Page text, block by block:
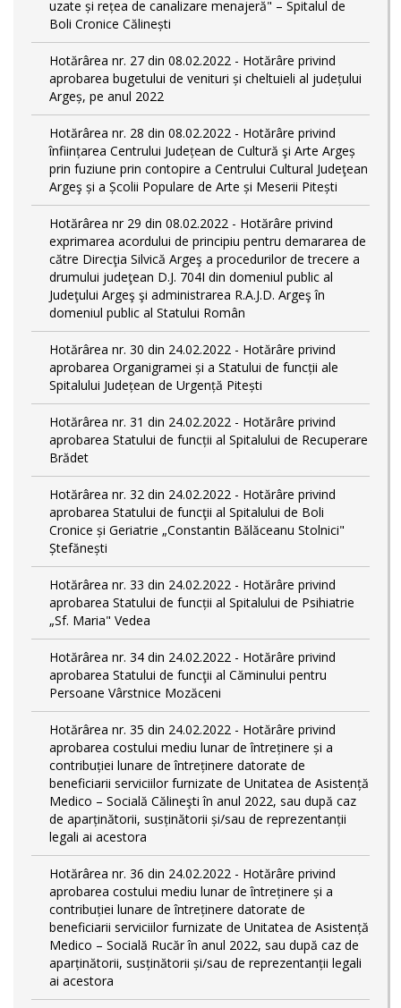
uzate și rețea de canalizare menajeră" – Spitalul de
Boli Cronice Călinești
Hotărârea nr. 27 din 08.02.2022 - Hotărâre privind
aprobarea bugetului de venituri și cheltuieli al județului
Argeș, pe anul 2022
Hotărârea nr. 28 din 08.02.2022 - Hotărâre privind
înființarea Centrului Județean de Cultură şi Arte Argeș
prin fuziune prin contopire a Centrului Cultural Judeţean
Argeş și a Școlii Populare de Arte și Meserii Pitești
Hotărârea nr 29 din 08.02.2022 - Hotărâre privind
exprimarea acordului de principiu pentru demararea de
către Direcţia Silvică Argeş a procedurilor de trecere a
drumului judeţean D.J. 704I din domeniul public al
Judeţului Argeş şi administrarea R.A.J.D. Argeş în
domeniul public al Statului Român
Hotărârea nr. 30 din 24.02.2022 - Hotărâre privind
aprobarea Organigramei și a Statului de funcții ale
Spitalului Județean de Urgență Pitești
Hotărârea nr. 31 din 24.02.2022 - Hotărâre privind
aprobarea Statului de funcții al Spitalului de Recuperare
Brădet
Hotărârea nr. 32 din 24.02.2022 - Hotărâre privind
aprobarea Statului de funcţii al Spitalului de Boli
Cronice și Geriatrie „Constantin Bălăceanu Stolnici"
Ștefănești
Hotărârea nr. 33 din 24.02.2022 - Hotărâre privind
aprobarea Statului de funcții al Spitalului de Psihiatrie
„Sf. Maria" Vedea
Hotărârea nr. 34 din 24.02.2022 - Hotărâre privind
aprobarea Statului de funcţii al Căminului pentru
Persoane Vârstnice Mozăceni
Hotărârea nr. 35 din 24.02.2022 - Hotărâre privind
aprobarea costului mediu lunar de întreținere și a
contribuției lunare de întreținere datorate de
beneficiarii serviciilor furnizate de Unitatea de Asistență
Medico – Socială Călineşti în anul 2022, sau după caz
de aparținătorii, susținătorii și/sau de reprezentanții
legali ai acestora
Hotărârea nr. 36 din 24.02.2022 - Hotărâre privind
aprobarea costului mediu lunar de întreținere și a
contribuției lunare de întreținere datorate de
beneficiarii serviciilor furnizate de Unitatea de Asistență
Medico – Socială Rucăr în anul 2022, sau după caz de
aparținătorii, susținătorii și/sau de reprezentanții legali
ai acestora